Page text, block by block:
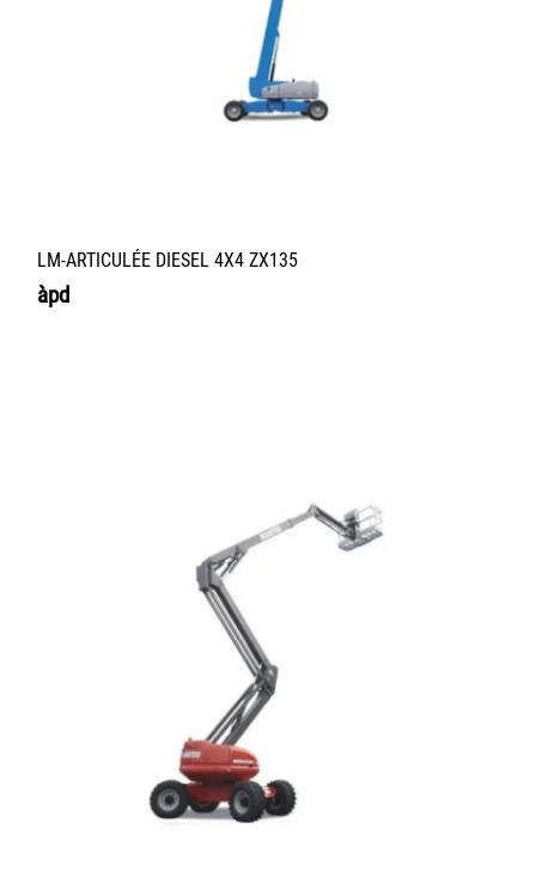
LM-ARTICULÉE DIESEL 4X4 ZX135
àpd